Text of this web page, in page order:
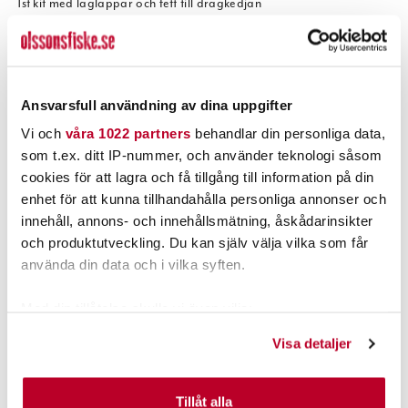
Ansvarsfull användning av dina uppgifter
Vi och våra 1022 partners behandlar din personliga data,
som t.ex. ditt IP-nummer, och använder teknologi såsom
cookies för att lagra och få tillgång till information på din
enhet för att kunna tillhandahålla personliga annonser och
innehåll, annons- och innehållsmätning, åskådarinsikter
och produktutveckling. Du kan själv välja vilka som får
använda din data och i vilka syften.
Identifiera din enhet genom att aktivt skanna den för
specifika kännetecken (fingeravtryck)
Visa detaljer
Tillåt alla
1st kit med laglappar och fett till dragkedjan
av leverantör.
POPULÄRT JUST NU